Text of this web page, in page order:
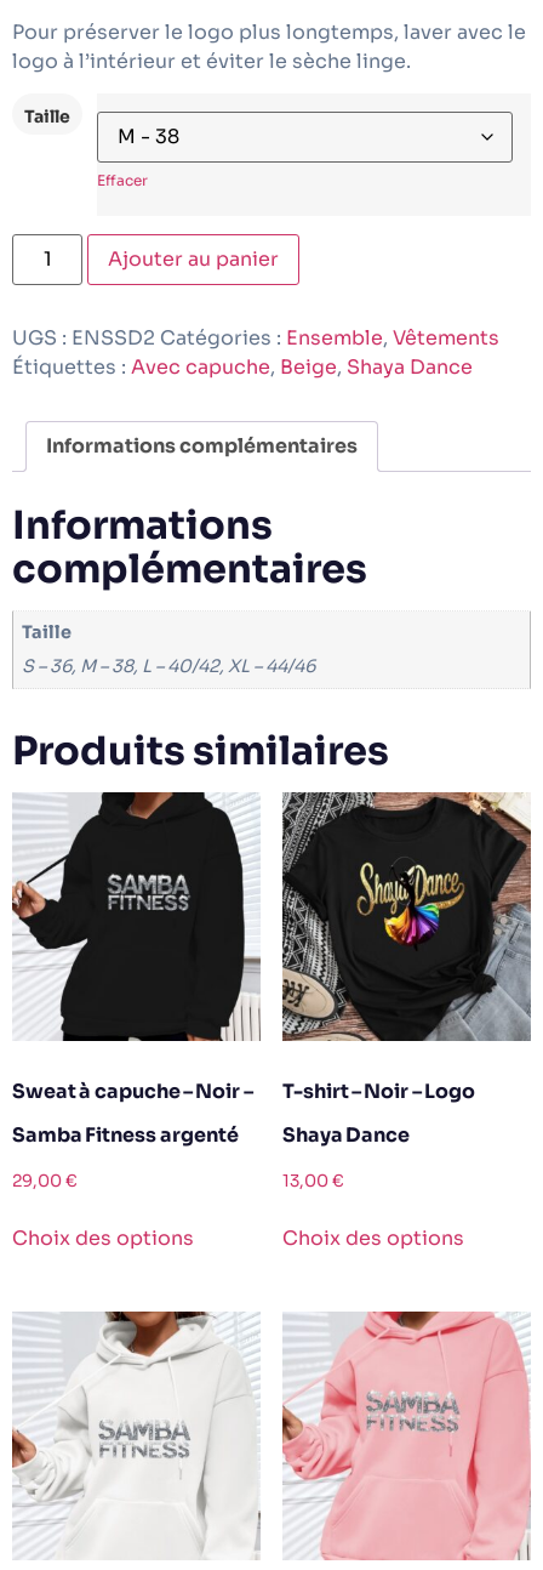
Pour préserver le logo plus longtemps, laver avec le
logo à l’intérieur et éviter le sèche linge.
Taille
Effacer
Ajouter au panier
UGS : ENSSD2 Catégories : Ensemble, Vêtements
Étiquettes : Avec capuche, Beige, Shaya Dance
Informations complémentaires
Informations
complémentaires
Taille
S – 36, M – 38, L – 40/42, XL – 44/46
Produits similaires
Sweat à capuche – Noir –
Samba Fitness argenté
29,00€
Choix des options
T-shirt – Noir – Logo
Shaya Dance
13,00€
Choix des options